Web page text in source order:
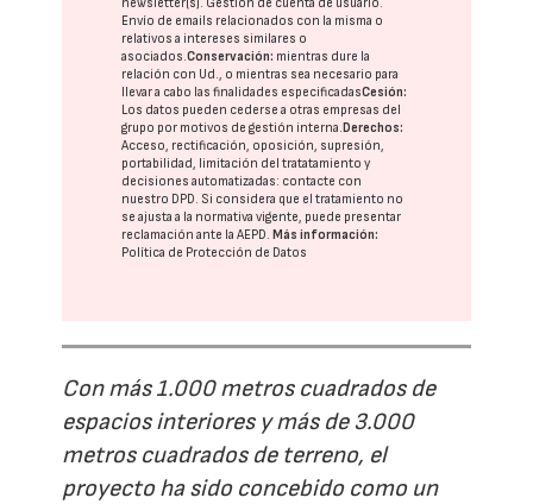
Envío de emails relacionados con la misma o
relativos a intereses similares o
asociados.Conservación: mientras dure la
relación con Ud., o mientras sea necesario para
llevar a cabo las finalidades especificadasCesión:
Los datos pueden cederse a otras empresas del
grupo por motivos de gestión interna.Derechos:
Acceso, rectificación, oposición, supresión,
portabilidad, limitación del tratatamiento y
decisiones automatizadas: contacte con
nuestro DPD . Si considera que el tratamiento no
se ajusta a la normativa vigente, puede presentar
reclamación ante laAEPD .Más información:
Política de Protección de Datos
Con más 1.000 metros cuadrados de
espacios interiores y más de 3.000
metros cuadrados de terreno, el
proyecto ha sido concebido como un